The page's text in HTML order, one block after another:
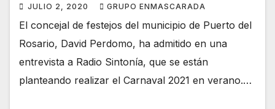
JULIO 2, 2020 GRUPO ENMASCARADA
El concejal de festejos del municipio de Puerto del
Rosario, David Perdomo, ha admitido en una
entrevista a Radio Sintonía, que se están
planteando realizar el Carnaval 2021 en verano.…